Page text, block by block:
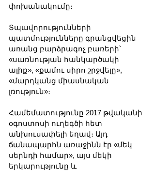
փոխանակումը։
Տպավորությունների
պատմությունները գրանցվեցին
առանց բարձրագոչ բառերի՝
«սառնության հանկարծակի
ալիք», «քամու սիրո շրջվելը»,
«մարդկանց միասնական
լռություն»։
Համեմատությունը 2017 թվականի
օգոստոսի ուղեգծի հետ
անխուսափելի եղավ։ Այդ
ճանապարհն առաջինն էր «մեկ
սերնդի համար», այս մեկի
երկարությունը և